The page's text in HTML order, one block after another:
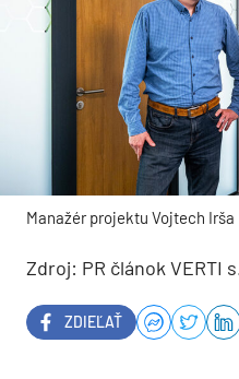
Manažér projektu Vojtech Irša
Zdroj: PR článok VERTI
ZDIEĽAŤ